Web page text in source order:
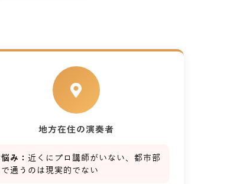
地方在住の演奏者
み：近くにプロ講師がいない、都市部
で通うのは現実的でない